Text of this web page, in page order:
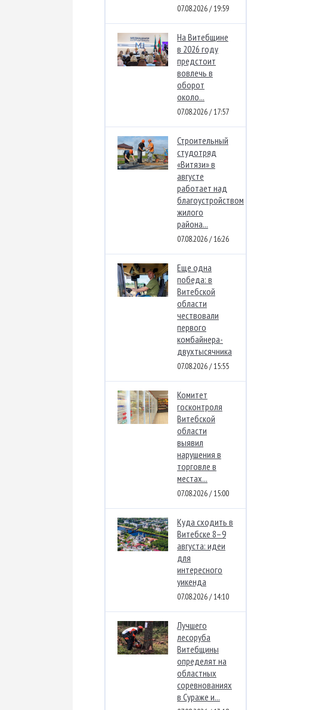
07.08.2026 / 19:59
На Витебщине
в 2026 году
предстоит
вовлечь в
оборот
около...
07.08.2026 / 17:57
Строительный
студотряд
«Витязи» в
августе
работает над
благоустройством
жилого
района...
07.08.2026 / 16:26
Еще одна
победа: в
Витебской
области
чествовали
первого
комбайнера-
двухтысячника
07.08.2026 / 15:55
Комитет
госконтроля
Витебской
области
выявил
нарушения в
торговле в
местах...
07.08.2026 / 15:00
Куда сходить в
Витебске 8–9
августа: идеи
для
интересного
уикенда
07.08.2026 / 14:10
Лучшего
лесоруба
Витебщины
определят на
областных
соревнованиях
в Сураже и...